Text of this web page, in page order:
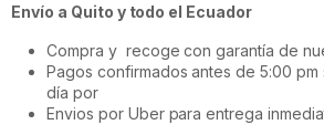
Envío a Quito y todo el Ecuador
Compra y recoge con garantía de
Pagos confirmados antes de 5:00 pm
día por
Envios por Uber para entrega